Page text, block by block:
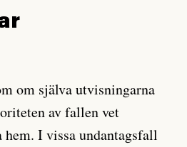
om själva utvisningarna
av fallen vet
hem. I vissa undantagsfall